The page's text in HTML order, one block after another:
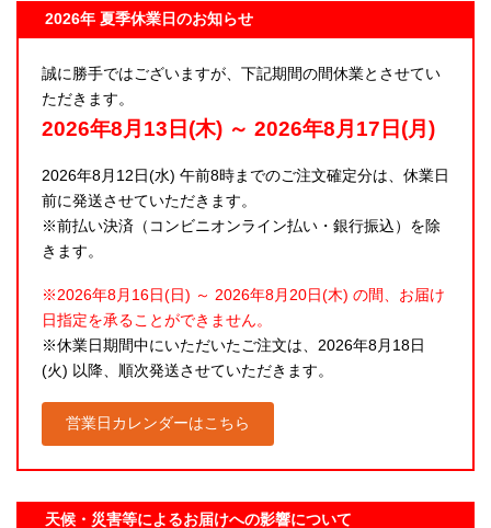
2026年 夏季休業日のお知らせ
誠に勝手ではございますが、下記期間の間休業とさせてい
ただきます。
2026年8月13日(木) ～ 2026年8月17日(月)
2026年8月12日(水) 午前8時までのご注文確定分は、休業日
前に発送させていただきます。
※前払い決済（コンビニオンライン払い・銀行振込）を除
きます。
※2026年8月16日(日) ～ 2026年8月20日(木) の間、お届け
日指定を承ることができません。
※休業日期間中にいただいたご注文は、2026年8月18日
(火) 以降、順次発送させていただきます。
営業日カレンダーはこちら
天候・災害等によるお届けへの影響について